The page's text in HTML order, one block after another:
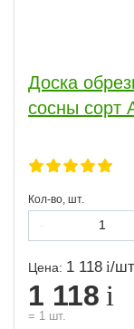
Доска
сосны сорт
Кол-во, шт.
Цена: 1 118 /
1 118
= 1 шт.